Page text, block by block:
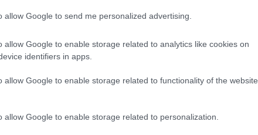
allow Google to send me personalized advertising.
allow Google to enable storage related to analytics like cookies on
identifiers in apps.
allow Google to enable storage related to functionality of the website
allow Google to enable storage related to personalization.